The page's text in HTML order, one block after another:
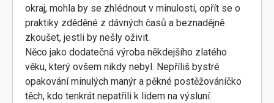
okraj, mohla by se zhlédnout v minulosti, opřít se o
praktiky zděděné z dávných časů a beznadějně
zkoušet, jestli by nešly oživit.
Něco jako dodatečná výroba někdejšího zlatého
věku, který ovšem nikdy nebyl. Nepříliš bystré
opakování minulých manýr a pěkné postěžováníčko
těch, kdo tenkrát nepatřili k lidem na výsluní.